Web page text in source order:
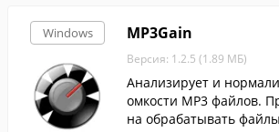
Windows MP3Gain
Версия: 1.2.5 (1.89 МБ)
Анализирует и
омкости MP3 файлов.
на обрабатывать